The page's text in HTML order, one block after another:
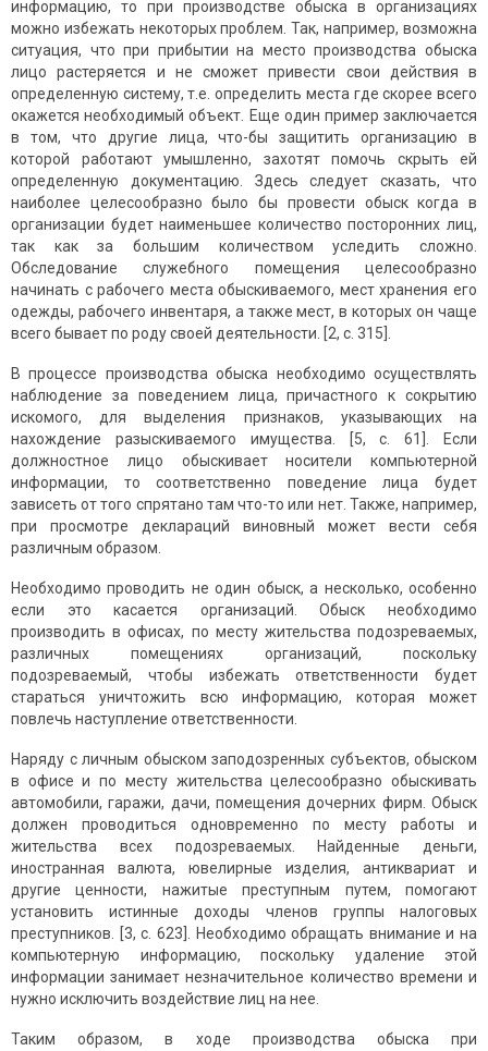
информацию, то при производстве обыска в организациях
можно избежать некоторых проблем. Так, например, возможна
ситуация, что при прибытии на место производства обыска
лицо растеряется и не сможет привести свои действия в
определенную систему, т.е. определить места где скорее всего
окажется необходимый объект. Еще один пример заключается
в том, что другие лица, что-бы защитить организацию в
которой работают умышленно, захотят помочь скрыть ей
определенную документацию. Здесь следует сказать, что
наиболее целесообразно было бы провести обыск когда в
организации будет наименьшее количество посторонних лиц,
так как за большим количеством уследить сложно.
Обследование служебного помещения целесообразно
начинать с рабочего места обыскиваемого, мест хранения его
одежды, рабочего инвентаря, а также мест, в которых он чаще
всего бывает по роду своей деятельности. [2, с. 315].
В процессе производства обыска необходимо осуществлять
наблюдение за поведением лица, причастного к сокрытию
искомого, для выделения признаков, указывающих на
нахождение разыскиваемого имущества. [5, с. 61]. Если
должностное лицо обыскивает носители компьютерной
информации, то соответственно поведение лица будет
зависеть от того спрятано там что-то или нет. Также, например,
при просмотре деклараций виновный может вести себя
различным образом.
Необходимо проводить не один обыск, а несколько, особенно
если это касается организаций. Обыск необходимо
производить в офисах, по месту жительства подозреваемых,
различных помещениях организаций, поскольку
подозреваемый, чтобы избежать ответственности будет
стараться уничтожить всю информацию, которая может
повлечь наступление ответственности.
Наряду с личным обыском заподозренных субъектов, обыском
в офисе и по месту жительства целесообразно обыскивать
автомобили, гаражи, дачи, помещения дочерних фирм. Обыск
должен проводиться одновременно по месту работы и
жительства всех подозреваемых. Найденные деньги,
иностранная валюта, ювелирные изделия, антиквариат и
другие ценности, нажитые преступным путем, помогают
установить истинные доходы членов группы налоговых
преступников. [3, с. 623]. Необходимо обращать внимание и на
компьютерную информацию, поскольку удаление этой
информации занимает незначительное количество времени и
нужно исключить воздействие лиц на нее.
Таким образом, в ходе производства обыска при